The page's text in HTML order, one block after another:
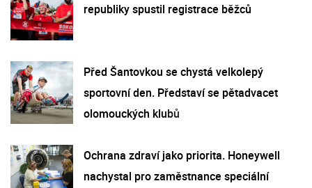
republiky spustil registrace běžců
Před Šantovkou se chystá velkolepý
sportovní den. Představí se pětadvacet
olomouckých klubů
Ochrana zdraví jako priorita. Honeywell
nachystal pro zaměstnance speciální